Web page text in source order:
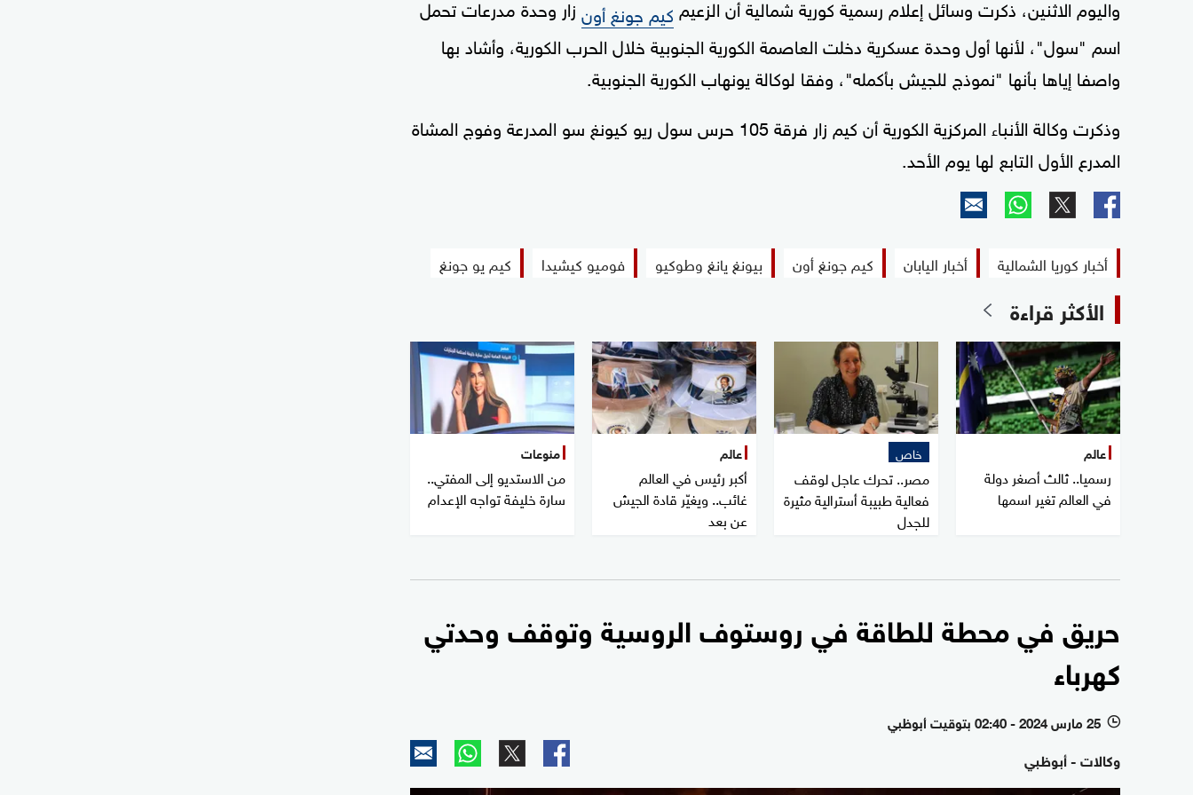
واليوم الاثنين، ذكرت وسائل إعلام رسمية كورية شمالية أن الزعيم كيم جونغ أون زار وحدة مدرعات تحمل
اسم "سول"، لأنها أول وحدة عسكرية دخلت العاصمة الكورية الجنوبية خلال الحرب الكورية، وأشاد بها
واصفا إياها بأنها "نموذج للجيش بأكمله"، وفقا لوكالة يونهاب الكورية الجنوبية.
وذكرت وكالة الأنباء المركزية الكورية أن كيم زار فرقة 105 حرس سول ريو كيونغ سو المدرعة وفوج المشاة
المدرع الأول التابع لها يوم الأحد.
أخبار كوريا الشمالية أخبار اليابان كيم جونغ أون بيونغ يانغ وطوكيو فوميو كيشيدا كيم يو جونغ
الأكثر قراءة
عالم
رسميا.. ثالث أصغر دولة
في العالم تغير اسمها
خاص
مصر.. تحرك عاجل لوقف
فعالية طبيبة أسترالية مثيرة
للجدل
عالم
أكبر رئيس في العالم
غائب.. ويغيّر قادة الجيش
عن بعد
منوعات
من الاستديو إلى المفتي..
سارة خليفة تواجه الإعدام
حريق في محطة للطاقة في روستوف الروسية وتوقف وحدتي
كهرباء
l 25 مارس 2024 - 02:40 بتوقيت أبوظبي
وكالات - أبوظبي